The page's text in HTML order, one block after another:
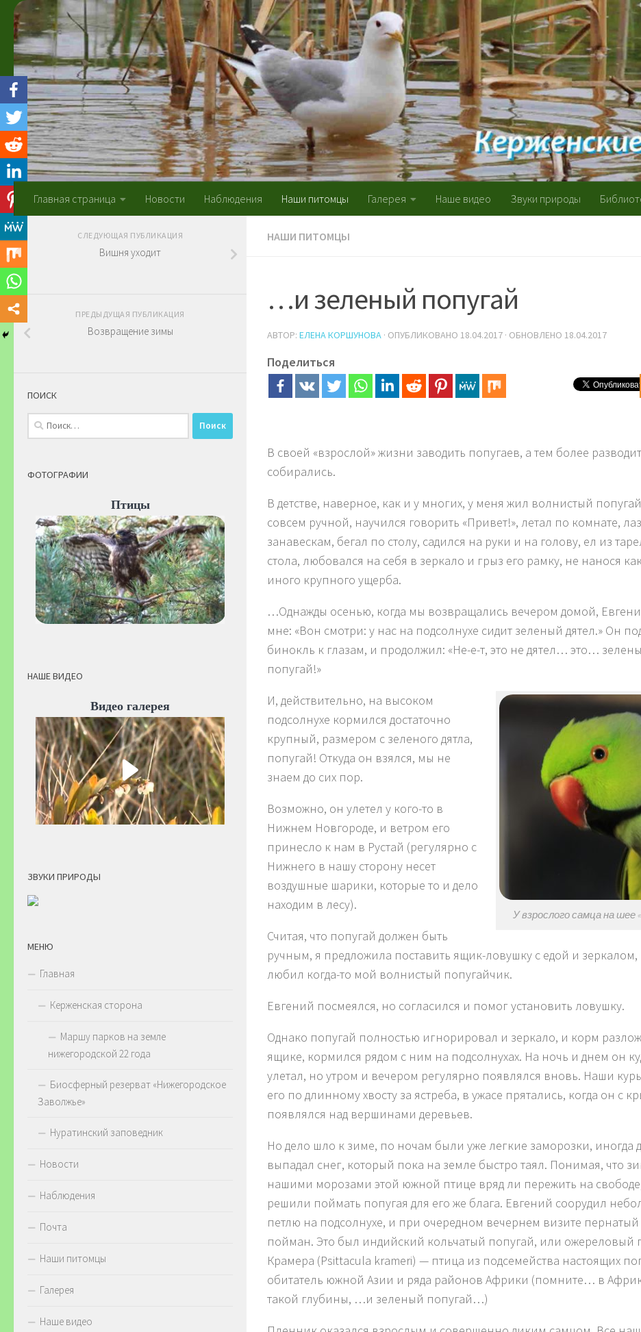
Skip to content
Главная страница Новости Наблюдения Наши питомцы Галерея Наше видео Звуки природы
НАШИ ПИТОМЦЫ
…и зеленый попугай
АВТОР: ЕЛЕНА КОРШУНОВА · ОПУБЛИКОВАНО 18.04.2017 · ОБНОВЛЕНО 18.04.2017
Поделиться
В своей «взрослой» жизни заводить попугаев, а тем более
собирались.
В детстве, наверное, как и у многих, у меня жил волнистый
совсем ручной, научился говорить «Привет!», летал по комнате,
занавескам, бегал по столу, садился на руки и на голову, ел из
стола, любовался на себя в зеркало и грыз его рамку, не нанося
иного крупного ущерба.
…Однажды осенью, когда мы возвращались вечером домой,
мне: «Вон смотри: у нас на подсолнухе сидит зеленый дятел.» Он
бинокль к глазам, и продолжил: «Не-е-т, это не дятел… это…
попугай!»
У взрослого самца на шее
И, действительно, на высоком
подсолнухе кормился достаточно
крупный, размером с зеленого дятла,
попугай! Откуда он взялся, мы не
знаем до сих пор.
Возможно, он улетел у кого-то в
Нижнем Новгороде, и ветром его
принесло к нам в Рустай (регулярно с
Нижнего в нашу сторону несет
воздушные шарики, которые то и дело
находим в лесу).
Считая, что попугай должен быть
ручным, я предложила поставить ящик-ловушку с едой и зеркалом,
любил когда-то мой волнистый попугайчик.
Евгений посмеялся, но согласился и помог установить ловушку.
Однако попугай полностью игнорировал и зеркало, и корм
ящике, кормился рядом с ним на подсолнухах. На ночь и днем он
улетал, но утром и вечером регулярно появлялся вновь. Наши
его по длинному хвосту за ястреба, в ужасе прятались, когда он с
появлялся над вершинами деревьев.
Но дело шло к зиме, по ночам были уже легкие заморозки, иногда
выпадал снег, который пока на земле быстро таял. Понимая, что
нашими морозами этой южной птице вряд ли пережить на
решили поймать попугая для его же блага. Евгений соорудил
петлю на подсолнухе, и при очередном вечернем визите пернатый
пойман. Это был индийский кольчатый попугай, или ожереловый
Крамера (Psittacula krameri) — птица из подсемейства настоящих
обитатель южной Азии и ряда районов Африки (помните… в
такой глубины, …и зеленый попугай…)
СЛЕДУЮЩАЯ ПУБЛИКАЦИЯ
Вишня уходит
ПРЕДЫДУЩАЯ ПУБЛИКАЦИЯ
Возвращение зимы
ПОИСК
Найти:
ФОТОГРАФИИ
Птицы
НАШЕ ВИДЕО
Видео галерея
ЗВУКИ ПРИРОДЫ
МЕНЮ
Главная
Керженская сторона
Маршу парков на земле
нижегородской 22 года
Биосферный резерват «Нижегородское
Заволжье»
Нуратинский заповедник
Новости
Наблюдения
Почта
Наши питомцы
Галерея
Наше видео